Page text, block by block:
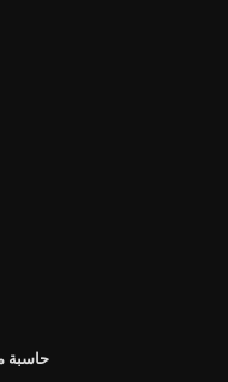
حاسبة